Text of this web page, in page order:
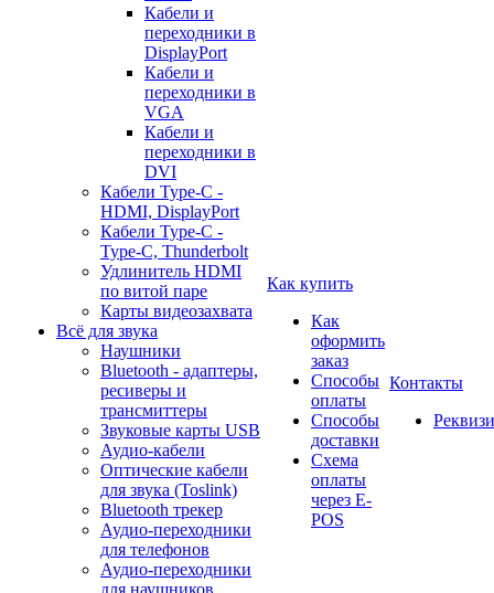
Кабели и
переходники в
DisplayPort
Кабели и
переходники в
VGA
Кабели и
переходники в
DVI
Кабели Type-C -
HDMI, DisplayPort
Кабели Type-C -
Type-C, Thunderbolt
Удлинитель HDMI
по витой паре
Карты видеозахвата
Всё для звука
Наушники
Bluetooth - адаптеры,
ресиверы и
трансмиттеры
Звуковые карты USB
Аудио-кабели
Оптические кабели
для звука (Toslink)
Bluetooth трекер
Аудио-переходники
для телефонов
Аудио-переходники
для наушников
Как купить
Как
оформить
заказ
Способы
оплаты
Способы
доставки
Схема
оплаты
через E-
POS
Контакты